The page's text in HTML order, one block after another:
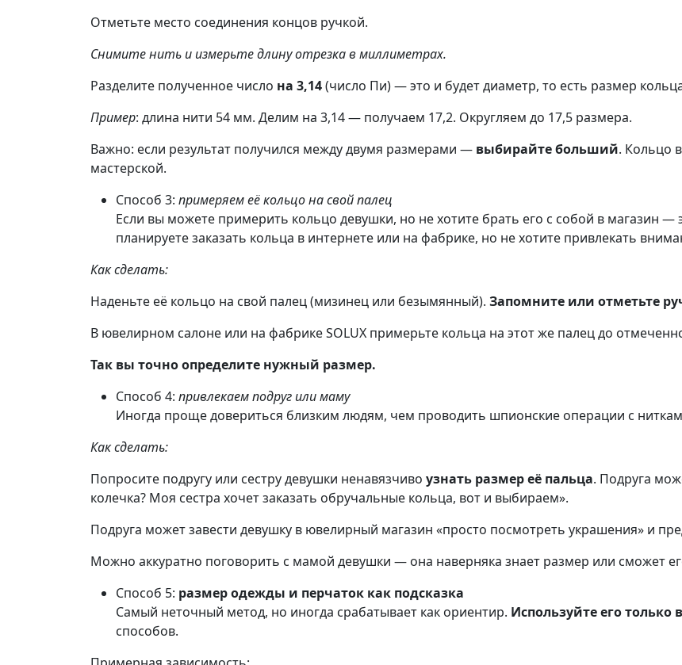
Отметьте место соединения концов ручкой.
Снимите нить и измерьте длину отрезка в миллиметрах.
Разделите полученное число на 3,14(число Пи) — это и будет диаметр, то есть размер
Пример: длина нити 54 мм. Делим на 3,14 — получаем 17,2. Округляем до 17,5 размера.
Важно: если результат получился между двумя размерами — выбирайте больший. Кольцо
мастерской.
Способ 3: примеряем её кольцо на свой палец
Если вы можете примерить кольцо девушки, но не хотите брать его с собой в магазин —
планируете заказать кольца в интернете или на фабрике, но не хотите привлекать
Как сделать:
Наденьте её кольцо на свой палец (мизинец или безымянный). Запомните или отметьте
В ювелирном салоне или на фабрике SOLUX примерьте кольца на этот же палец до
Так вы точно определите нужный размер.
Способ 4: привлекаем подруг или маму
Иногда проще довериться близким людям, чем проводить шпионские операции с
Как сделать:
Попросите подругу или сестру девушки ненавязчиво узнать размер её пальца. Подруга
колечка? Моя сестра хочет заказать обручальные кольца, вот и выбираем».
Подруга может завести девушку в ювелирный магазин «просто посмотреть украшения» и
Можно аккуратно поговорить с мамой девушки — она наверняка знает размер или сможет
Способ 5: размер одежды и перчаток как подсказка
Самый неточный метод, но иногда срабатывает как ориентир. Используйте его только
способов.